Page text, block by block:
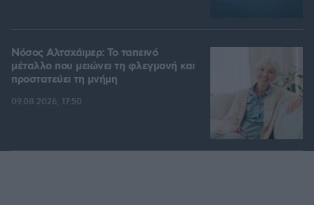
Νόσος Αλτσχάιμερ: Το ταπεινό
μέταλλο που μειώνει τη φλεγμονή και
προστατεύει τη μνήμη
09.08.2026, 17:50